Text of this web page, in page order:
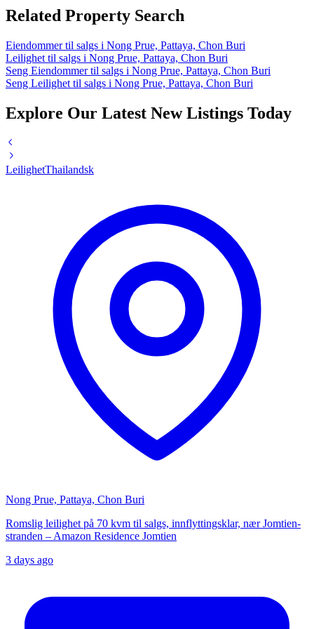
Related Property Search
Eiendommer til salgs i Nong Prue, Pattaya, Chon Buri
Leilighet til salgs i Nong Prue, Pattaya, Chon Buri
Seng Eiendommer til salgs i Nong Prue, Pattaya, Chon Buri
Seng Leilighet til salgs i Nong Prue, Pattaya, Chon Buri
Explore Our Latest New Listings Today
LeilighetThailandsk
Nong Prue, Pattaya, Chon Buri
Romslig leilighet på 70 kvm til salgs, innflyttingsklar, nær Jomtien-
stranden – Amazon Residence Jomtien
3 days ago